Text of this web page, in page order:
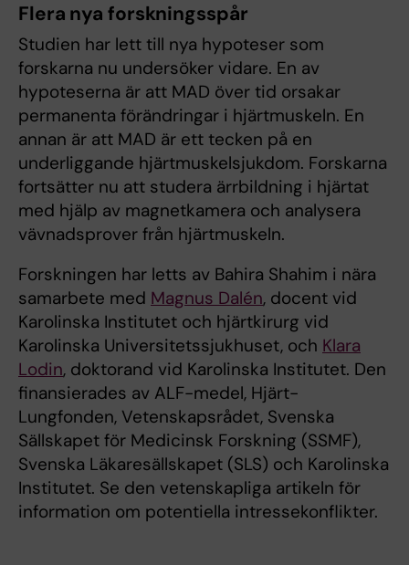
Flera nya forskningsspår
Studien har lett till nya hypoteser som
forskarna nu undersöker vidare. En av
hypoteserna är att MAD över tid orsakar
permanenta förändringar i hjärtmuskeln. En
annan är att MAD är ett tecken på en
underliggande hjärtmuskelsjukdom. Forskarna
fortsätter nu att studera ärrbildning i hjärtat
med hjälp av magnetkamera och analysera
vävnadsprover från hjärtmuskeln.
Forskningen har letts av Bahira Shahim i nära
samarbete med Magnus Dalén, docent vid
Karolinska Institutet och hjärtkirurg vid
Karolinska Universitetssjukhuset, och Klara
Lodin, doktorand vid Karolinska Institutet. Den
finansierades av ALF-medel, Hjärt-
Lungfonden, Vetenskapsrådet, Svenska
Sällskapet för Medicinsk Forskning (SSMF),
Svenska Läkaresällskapet (SLS) och Karolinska
Institutet. Se den vetenskapliga artikeln för
information om potentiella intressekonflikter.